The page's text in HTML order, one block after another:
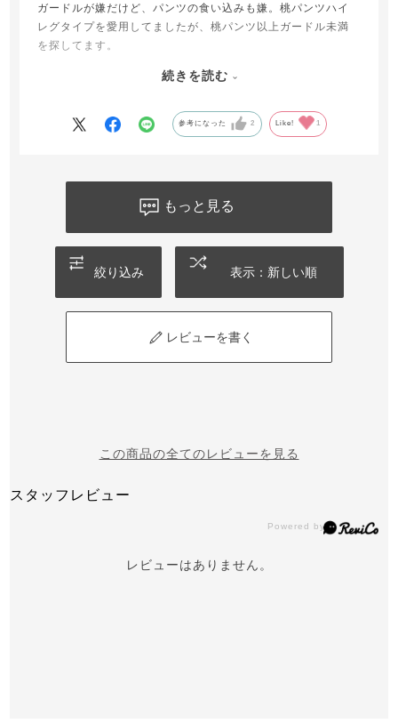
ガードルが嫌だけど、パンツの食い込みも嫌。桃パンツハイ
レグタイプを愛用してましたが、桃パンツ以上ガードル未満
を探してます。
こちらはソフトな素材で日中、夜共に苦しくありません。お
しあるレースが可愛い。
苦しくないからまた買いたいかも。
続きを読む
参考になった 2 Like! 1
もっと見る
絞り込み 表示：新しい順
レビューを書く
この商品の全てのレビューを見る
スタッフレビュー
レビューはありません。